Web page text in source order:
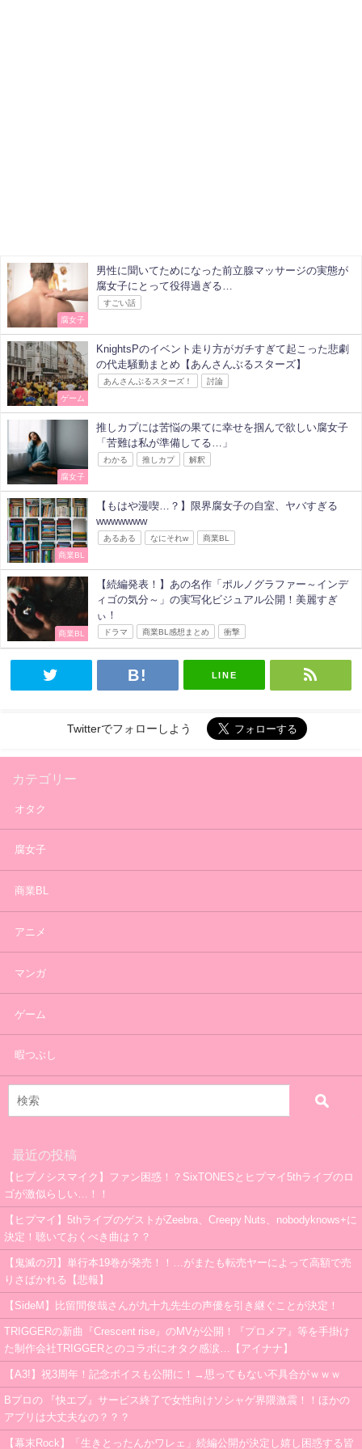
腐女子
男性に聞いてためになった前立腺マッサージの実態が
腐女子にとって役得過ぎる…
すごい話
ゲーム
KnightsPのイベント走り方がガチすぎて起こった悲劇
の代走騒動まとめ【あんさんぶるスターズ】
あんさんぶるスターズ！ 討論
腐女子
推しカプには苦悩の果てに幸せを掴んで欲しい腐女子
「苦難は私が準備してる…」
わかる 推しカプ 解釈
商業BL
【もはや漫喫…？】限界腐女子の自室、ヤバすぎる
wwwwwww
あるある なにそれw 商業BL
商業BL
【続編発表！】あの名作「ポルノグラファー～インデ
ィゴの気分～」の実写化ビジュアル公開！美麗すぎ
ぃ！
ドラマ 商業BL感想まとめ 衝撃
LINE
Twitterでフォローしよう
カテゴリー
オタク
腐女子
商業BL
アニメ
マンガ
ゲーム
暇つぶし
最近の投稿
【ヒプノシスマイク】ファン困惑！？SixTONESとヒプマイ5thライブのロ
ゴが激似らしい…！！
【ヒプマイ】5thライブのゲストがZeebra、Creepy Nuts、nobodyknows+に
決定！聴いておくべき曲は？？
【鬼滅の刃】単行本19巻が発売！！…がまたも転売ヤーによって高額で売
りさばかれる【悲報】
【SideM】比留間俊哉さんが九十九先生の声優を引き継ぐことが決定！
TRIGGERの新曲『Crescent rise』のMVが公開！『プロメア』等を手掛け
た制作会社TRIGGERとのコラボにオタク感涙…【アイナナ】
【A3!】祝3周年！記念ボイスも公開に！→思ってもない不具合がｗｗｗ
Bプロの 『快エブ』サービス終了で女性向けソシャゲ界隈激震！！ほかの
アプリは大丈夫なの？？？
【幕末Rock】「生きとったんかワレェ」続編公開が決定し嬉し困惑する皆